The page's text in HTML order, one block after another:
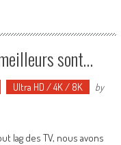
sont…
Ultra HD / 4K / 8K
by
lag des TV, nous avons